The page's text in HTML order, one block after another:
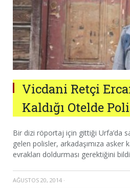
Vicdani Retçi
Kaldığı Otelde
Bir dizi röportaj için gittiği Urfa’da
gelen polisler, arkadaşımıza asker
evrakları doldurması gerektiğini
AĞUSTOS 20, 2014 ·